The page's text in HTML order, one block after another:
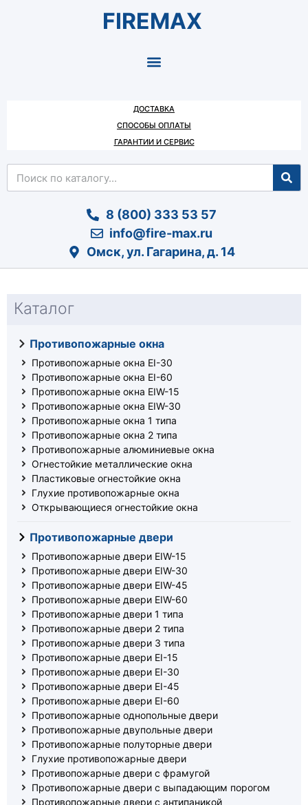
FIREMAX
ДОСТАВКА
СПОСОБЫ ОПЛАТЫ
ГАРАНТИИ И СЕРВИС
8 (800) 333 53 57
info@fire-max.ru
Омск, ул. Гагарина, д. 14
Каталог
Противопожарные окна
Противопожарные окна EI-30
Противопожарные окна EI-60
Противопожарные окна EIW-15
Противопожарные окна EIW-30
Противопожарные окна 1 типа
Противопожарные окна 2 типа
Противопожарные алюминиевые окна
Огнестойкие металлические окна
Пластиковые огнестойкие окна
Глухие противопожарные окна
Открывающиеся огнестойкие окна
Противопожарные двери
Противопожарные двери EIW-15
Противопожарные двери EIW-30
Противопожарные двери EIW-45
Противопожарные двери EIW-60
Противопожарные двери 1 типа
Противопожарные двери 2 типа
Противопожарные двери 3 типа
Противопожарные двери EI-15
Противопожарные двери EI-30
Противопожарные двери EI-45
Противопожарные двери EI-60
Противопожарные однопольные двери
Противопожарные двупольные двери
Противопожарные полуторные двери
Глухие противопожарные двери
Противопожарные двери с фрамугой
Противопожарные двери с выпадающим порогом
Противопожарные двери с антипаникой